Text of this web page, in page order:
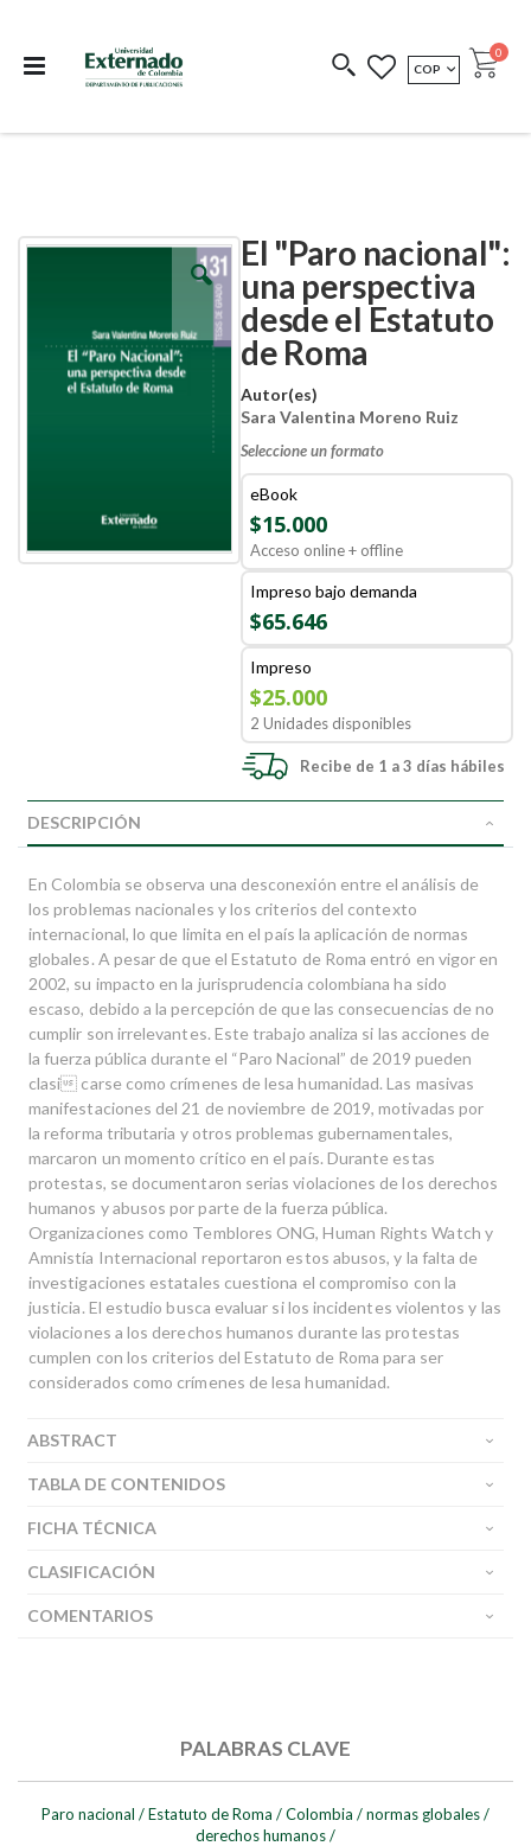
COEDICIONES REDIMIR CÓDIGO
MONEDA
COP Cart
0
El "Paro nacional":
una perspectiva
desde el Estatuto
de Roma
Autor(es)
Sara Valentina Moreno Ruiz
Seleccione un formato
eBook
$15.000
Acceso online + offline
Impreso bajo demanda
$65.646
Impreso
$25.000
2 Unidades disponibles
Recibe de 1 a 3 días hábiles
Skip
Skip
DESCRIPCIÓN
En Colombia se observa una desconexión entre el análisis de
los problemas nacionales y los criterios del contexto
internacional, lo que limita en el país la aplicación de normas
globales. A pesar de que el Estatuto de Roma entró en vigor en
2002, su impacto en la jurisprudencia colombiana ha sido
escaso, debido a la percepción de que las consecuencias de no
cumplir son irrelevantes. Este trabajo analiza si las acciones de
la fuerza pública durante el “Paro Nacional” de 2019 pueden
clasi carse como crímenes de lesa humanidad. Las masivas
manifestaciones del 21 de noviembre de 2019, motivadas por
la reforma tributaria y otros problemas gubernamentales,
marcaron un momento crítico en el país. Durante estas
protestas, se documentaron serias violaciones de los derechos
humanos y abusos por parte de la fuerza pública.
Organizaciones como Temblores ONG, Human Rights Watch y
Amnistía Internacional reportaron estos abusos, y la falta de
investigaciones estatales cuestiona el compromiso con la
justicia. El estudio busca evaluar si los incidentes violentos y las
violaciones a los derechos humanos durante las protestas
cumplen con los criterios del Estatuto de Roma para ser
considerados como crímenes de lesa humanidad.
ABSTRACT
TABLA DE CONTENIDOS
FICHA TÉCNICA
CLASIFICACIÓN
COMENTARIOS
PALABRAS CLAVE
Paro nacional /Estatuto de Roma /Colombia /normas globales/
derechos humanos/